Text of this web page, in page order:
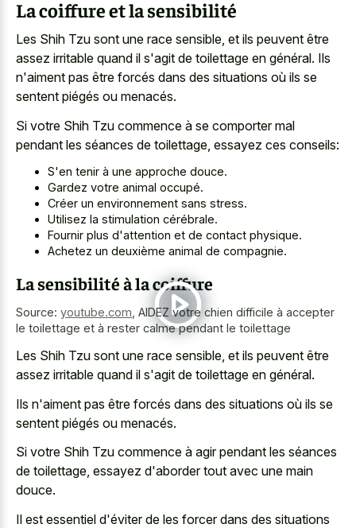
La coiffure et la sensibilité
Les Shih Tzu sont une race sensible, et ils peuvent être
assez irritable quand il s'agit de toilettage en général. Ils
n'aiment pas être forcés dans des situations où ils se
sentent piégés ou menacés.
Si votre Shih Tzu commence à se comporter mal
pendant les séances de toilettage, essayez ces conseils:
S'en tenir à une approche douce.
Gardez votre animal occupé.
Créer un environnement sans stress.
Utilisez la stimulation cérébrale.
Fournir plus d'attention et de contact physique.
Achetez un deuxième animal de compagnie.
La sensibilité à la coiffure
Source: youtube.com AIDEZ votre chien difficile à accepter
le toilettage et à rester calme pendant le toilettage
Les Shih Tzu sont une race sensible, et ils peuvent être
assez irritable quand il s'agit de toilettage en général.
Ils n'aiment pas être forcés dans des situations où ils se
sentent piégés ou menacés.
Si votre Shih Tzu commence à agir pendant les séances
de toilettage, essayez d'aborder tout avec une main
douce.
Il est essentiel d'éviter de les forcer dans des situations